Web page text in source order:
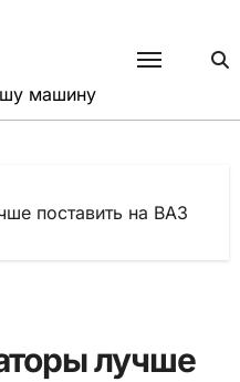
машину
поставить на ВАЗ
лучше